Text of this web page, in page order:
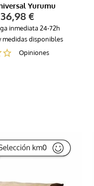
Yurumu
36,98 €
inmediata 24-72h
disponibles
Opiniones